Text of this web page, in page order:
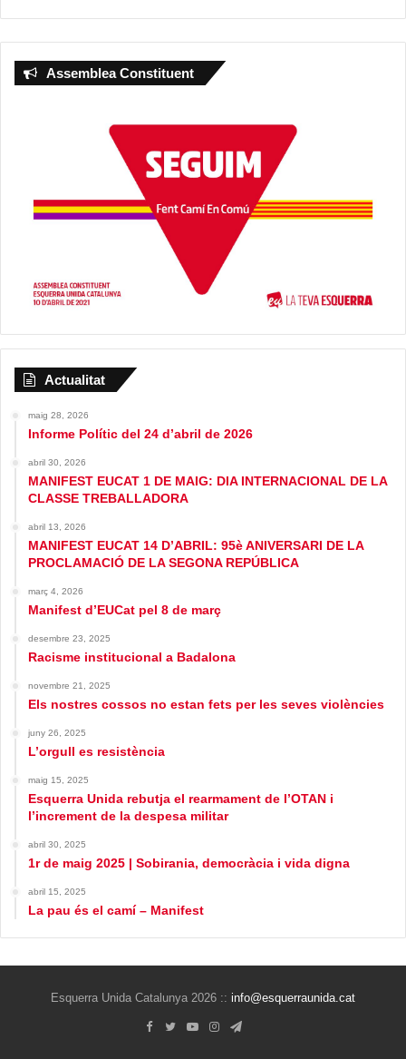
Assemblea Constituent
Actualitat
maig 28, 2026
Informe Polític del 24 d’abril de 2026
abril 30, 2026
MANIFEST EUCAT 1 DE MAIG: DIA INTERNACIONAL DE LA
CLASSE TREBALLADORA
abril 13, 2026
MANIFEST EUCAT 14 D’ABRIL: 95è ANIVERSARI DE LA
PROCLAMACIÓ DE LA SEGONA REPÚBLICA
març 4, 2026
Manifest d’EUCat pel 8 de març
desembre 23, 2025
Racisme institucional a Badalona
novembre 21, 2025
Els nostres cossos no estan fets per les seves violències
juny 26, 2025
L’orgull es resistència
maig 15, 2025
Esquerra Unida rebutja el rearmament de l’OTAN i
l’increment de la despesa militar
abril 30, 2025
1r de maig 2025 | Sobirania, democràcia i vida digna
abril 15, 2025
La pau és el camí – Manifest
Esquerra Unida Catalunya 2026 :: info@esquerraunida.cat
Facebook
TwitterYouTubeInstagram
Telegram